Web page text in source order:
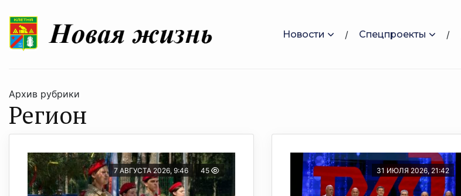
Новости Спецпроекты
Архив рубрики
Регион
7 АВГУСТА 2026, 9:46 45 31 ИЮЛЯ 2026, 21:42